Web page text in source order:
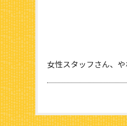
女性スタッフさん、